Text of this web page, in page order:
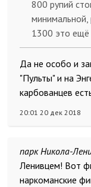
800 рупий
минимальной,
1300 это ещё
Да не особо и
"Пульты" и на
карбованцев
20:01 20 дек 2018
парк Никола-
Ленивцем! Вот
наркоманские